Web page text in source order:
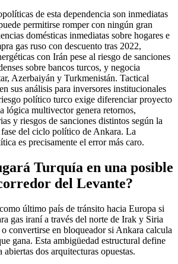
de esta dependencia son inmediatas
permitirse romper con ningún gran
domésticas inmediatas sobre hogares e
gas ruso con descuento tras 2022,
con Irán pese al riesgo de sanciones
sobre bancos turcos, y negocia
Azerbaiyán y Turkmenistán. Tactical
sus análisis para inversores institucionales
político turco exige diferenciar proyecto
lógica multivector genera retornos,
y riesgos de sanciones distintos según la
del ciclo político de Ankara. La
es precisamente el error más caro.
Turquía en una posible
del Levante?
último país de tránsito hacia Europa si
gas iraní a través del norte de Irak y Siria
convertirse en bloqueador si Ankara calcula
gana. Esta ambigüedad estructural define
dos arquitecturas opuestas.